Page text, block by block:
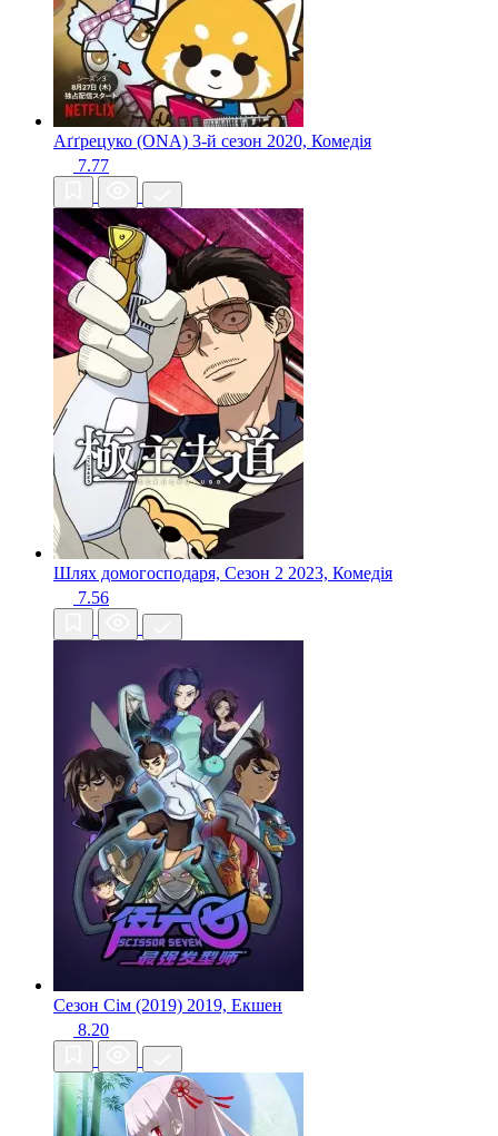
Аґґрецуко (ONA) 3-й сезон 2020, Комедія
7.77
Шлях домогосподаря, Сезон 2 2023, Комедія
7.56
Сезон Сім (2019) 2019, Екшен
8.20